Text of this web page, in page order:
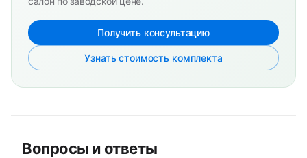
Получить консультацию
Узнать стоимость комплекта
Вопросы и ответы